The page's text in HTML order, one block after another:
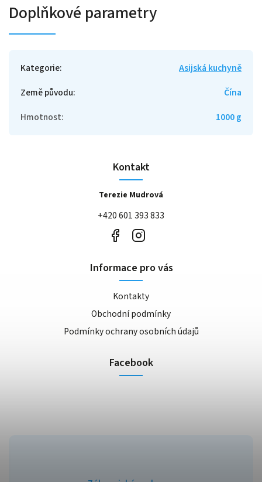
Doplňkové parametry
Kategorie:
Asijská kuchyně
Země původu:
Čína
Hmotnost: 1000 g
Kontakt
Terezie Mudrová
+420 601 393 833
Informace pro vás
Kontakty
Obchodní podmínky
Podmínky ochrany osobních údajů
Facebook